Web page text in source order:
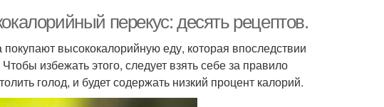
перекус: десять рецептов.
высококалорийную еду, которая впоследствии
избежать этого, следует взять себе за правило
голод, и будет содержать низкий процент калорий.